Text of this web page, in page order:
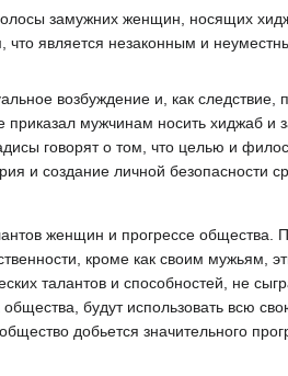
замужних женщин, носящих
что является незаконным и
возбуждение и, как следствие,
мужчинам носить хиджаб и
говорят о том, что целью и
и создание личной безопасности
женщин и прогрессе общества.
кроме как своим мужьям,
талантов и способностей, не
будут использовать всю
добьется значительного